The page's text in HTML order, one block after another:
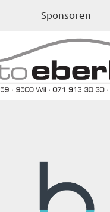
Sponsoren